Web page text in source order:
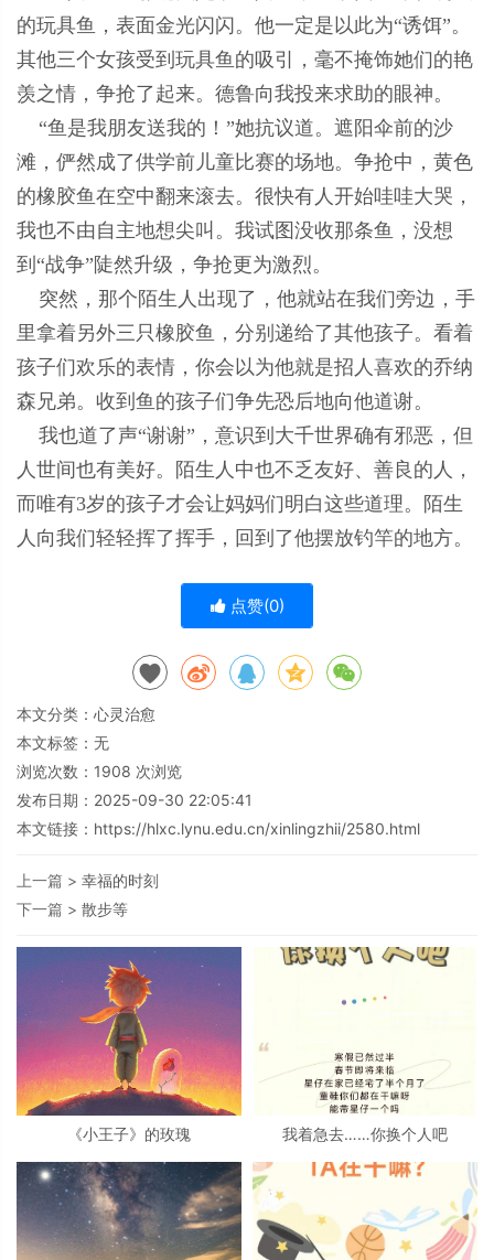
的玩具鱼，表面金光闪闪。他一定是以此为“诱饵”。
其他三个女孩受到玩具鱼的吸引，毫不掩饰她们的艳
羡之情，争抢了起来。德鲁向我投来求助的眼神。
“鱼是我朋友送我的！”她抗议道。遮阳伞前的沙
滩，俨然成了供学前儿童比赛的场地。争抢中，黄色
的橡胶鱼在空中翻来滚去。很快有人开始哇哇大哭，
我也不由自主地想尖叫。我试图没收那条鱼，没想
到“战争”陡然升级，争抢更为激烈。
突然，那个陌生人出现了，他就站在我们旁边，手
里拿着另外三只橡胶鱼，分别递给了其他孩子。看着
孩子们欢乐的表情，你会以为他就是招人喜欢的乔纳
森兄弟。收到鱼的孩子们争先恐后地向他道谢。
我也道了声“谢谢”，意识到大千世界确有邪恶，但
人世间也有美好。陌生人中也不乏友好、善良的人，
而唯有3岁的孩子才会让妈妈们明白这些道理。陌生
人向我们轻轻挥了挥手，回到了他摆放钓竿的地方。
点赞(0)
本文分类： 心灵治愈
本文标签：无
浏览次数： 1908 次浏览
发布日期：2025-09-30 22:05:41
本文链接： https://hlxc.lynu.edu.cn/xinlingzhii/2580.html
上一篇 > 幸福的时刻
下一篇 > 散步等
《小王子》的玫瑰 我着急去……你换个人吧